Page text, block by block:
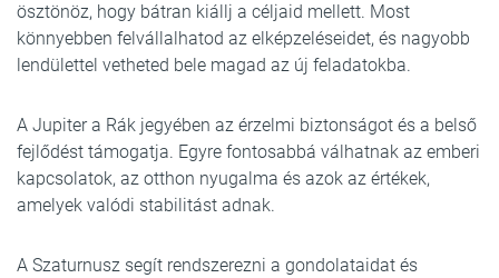
ösztönöz, hogy bátran kiállj a céljaid mellett. Most
könnyebben felvállalhatod az elképzeléseidet, és nagyobb
lendülettel vetheted bele magad az új feladatokba.
A Jupiter a Rák jegyében az érzelmi biztonságot és a belső
fejlődést támogatja. Egyre fontosabbá válhatnak az emberi
kapcsolatok, az otthon nyugalma és azok az értékek,
amelyek valódi stabilitást adnak.
A Szaturnusz segít rendszerezni a gondolataidat és